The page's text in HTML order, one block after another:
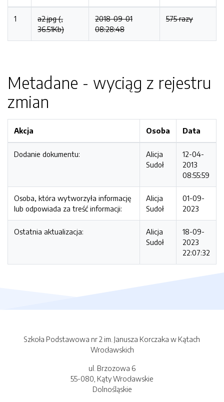
1
a2.jpg (,
36.51Kb)
2018-09-01
08:28:48
575 razy
Metadane - wyciąg z rejestru
zmian
Akcja Osoba Data
Dodanie dokumentu:
Alicja
Sudoł
12-04-
2013
08:55:59
Osoba, która wytworzyła informację
lub odpowiada za treść informacji:
Alicja
Sudoł
01-09-
2023
Ostatnia aktualizacja:
Alicja
Sudoł
18-09-
2023
22:07:32
Szkoła Podstawowa nr 2 im. Janusza Korczaka w Kątach
Wrocławskich
ul. Brzozowa 6
55-080, Kąty Wrocławskie
Dolnośląskie